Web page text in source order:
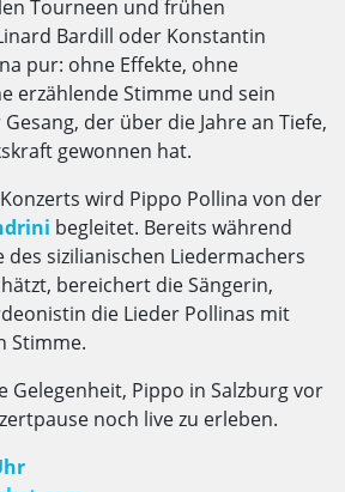
Tourneen und frühen
Bardill oder Konstantin
pur: ohne Effekte, ohne
erzählende Stimme und sein
der über die Jahre an Tiefe,
gewonnen hat.
wird Pippo Pollina von der
begleitet. Bereits während
sizilianischen Liedermachers
bereichert die Sängerin,
die Lieder Pollinas mit
Stimme.
Gelegenheit, Pippo in Salzburg vor
noch live zu erleben.